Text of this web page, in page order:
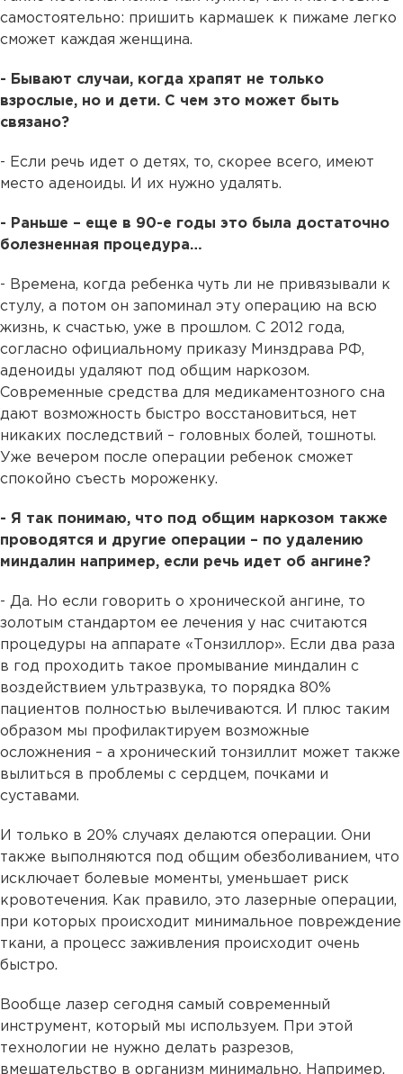
самостоятельно: пришить кармашек к пижаме легко
сможет каждая женщина.
- Бывают случаи, когда храпят не только
взрослые, но и дети. С чем это может быть
связано?
- Если речь идет о детях, то, скорее всего, имеют
место аденоиды. И их нужно удалять.
- Раньше – еще в 90-е годы это была достаточно
болезненная процедура…
- Времена, когда ребенка чуть ли не привязывали к
стулу, а потом он запоминал эту операцию на всю
жизнь, к счастью, уже в прошлом. С 2012 года,
согласно официальному приказу Минздрава РФ,
аденоиды удаляют под общим наркозом.
Современные средства для медикаментозного сна
дают возможность быстро восстановиться, нет
никаких последствий – головных болей, тошноты.
Уже вечером после операции ребенок сможет
спокойно съесть мороженку.
- Я так понимаю, что под общим наркозом также
проводятся и другие операции – по удалению
миндалин например, если речь идет об ангине?
- Да. Но если говорить о хронической ангине, то
золотым стандартом ее лечения у нас считаются
процедуры на аппарате «Тонзиллор». Если два раза
в год проходить такое промывание миндалин с
воздействием ультразвука, то порядка 80%
пациентов полностью вылечиваются. И плюс таким
образом мы профилактируем возможные
осложнения – а хронический тонзиллит может также
вылиться в проблемы с сердцем, почками и
суставами.
И только в 20% случаях делаются операции. Они
также выполняются под общим обезболиванием, что
исключает болевые моменты, уменьшает риск
кровотечения. Как правило, это лазерные операции,
при которых происходит минимальное повреждение
ткани, а процесс заживления происходит очень
быстро.
Вообще лазер сегодня самый современный
инструмент, который мы используем. При этой
технологии не нужно делать разрезов,
вмешательство в организм минимально. Например,